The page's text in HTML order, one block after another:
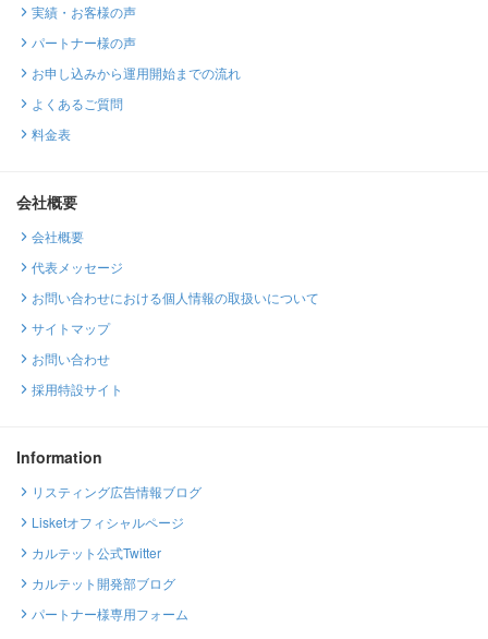
実績・お客様の声
パートナー様の声
お申し込みから運用開始までの流れ
よくあるご質問
料金表
会社概要
会社概要
代表メッセージ
お問い合わせにおける個人情報の取扱いについて
サイトマップ
お問い合わせ
採用特設サイト
Information
リスティング広告情報ブログ
Lisketオフィシャルページ
カルテット公式Twitter
カルテット開発部ブログ
パートナー様専用フォーム